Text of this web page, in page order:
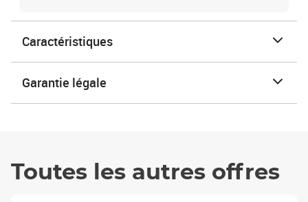
Caractéristiques
Garantie légale
Toutes les autres offres